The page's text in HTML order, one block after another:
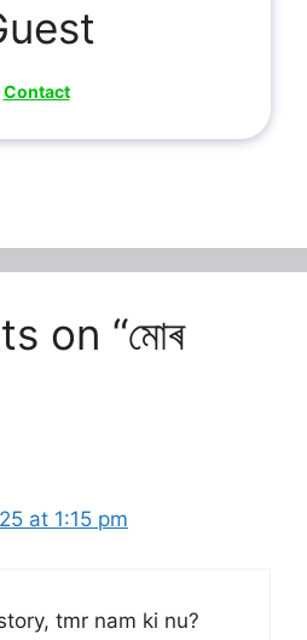
Contact
on “মোৰ
at 1:15 pm
tmr nam ki nu?